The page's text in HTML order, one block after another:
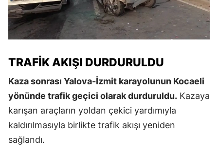
TRAFIK AKIŞI DURDURULDU
Kaza sonrası Yalova-İzmit karayolunun Kocaeli
yönünde trafik geçici olarak durduruldu. Kazaya
karışan araçların yoldan çekici yardımıyla
kaldırılmasıyla birlikte trafik akışı yeniden
sağlandı.